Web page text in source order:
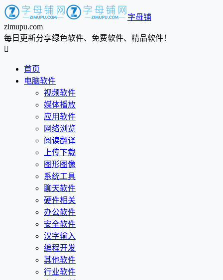
字母铺
zimupu.com
每日更新分享绿色软件、免费软件、精品软件！

首页
电脑软件
视频软件
媒体播放
应用软件
网络浏览
阅读翻译
上传下载
图形图像
系统工具
聊天软件
硬件相关
办公软件
安全软件
汉字输入
编程开发
其他软件
行业软件